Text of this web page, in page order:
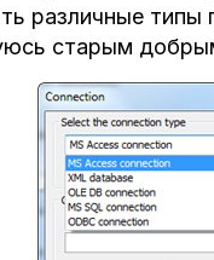
различные типы
старым